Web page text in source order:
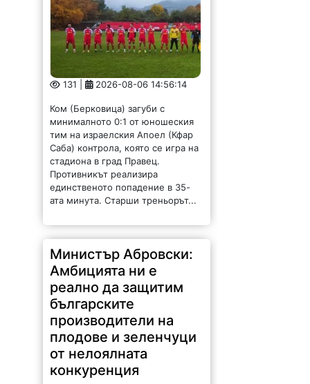
131 | 2026-08-06 14:56:14
Ком (Берковица) загуби с
минималното 0:1 от юношеския
тим на израелския Апоел (Кфар
Саба) контрола, която се игра на
стадиона в град Правец.
единственото попадение в 35-
ата минута. Старши треньорът...
Министър Абровски:
Амбицията ни е
реално да защитим
българските
производители на
плодове и зеленчуци
от нелоялната
конкуренция